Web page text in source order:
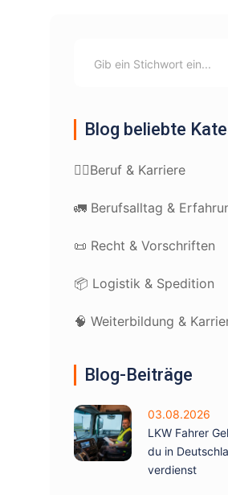
Blog beliebte
👷‍♂️Beruf & Karriere
🚛 Berufsalltag &
📜 Recht & Vorschriften
📦 Logistik & Spedition
🧠 Weiterbildung &
Blog-Beiträge
03.08.2026
LKW Fahrer
du in
verdienst